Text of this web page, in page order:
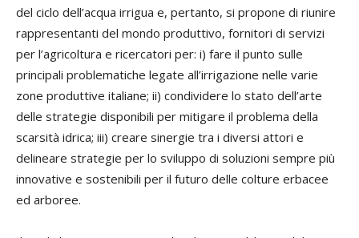
del ciclo dell’acqua irrigua e, pertanto, si propone di riunire
rappresentanti del mondo produttivo, fornitori di servizi
per l’agricoltura e ricercatori per: i) fare il punto sulle
principali problematiche legate all’irrigazione nelle varie
zone produttive italiane; ii) condividere lo stato dell’arte
delle strategie disponibili per mitigare il problema della
scarsità idrica; iii) creare sinergie tra i diversi attori e
delineare strategie per lo sviluppo di soluzioni sempre più
innovative e sostenibili per il futuro delle colture erbacee
ed arboree.